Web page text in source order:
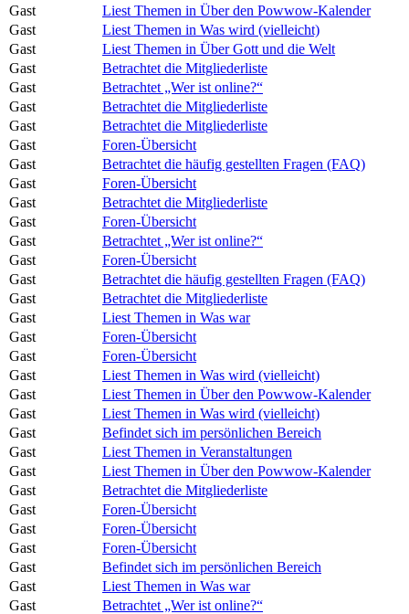
Gast
Liest Themen in Über den Powwow-Kalender
Gast
Liest Themen in Was wird (vielleicht)
Gast
Liest Themen in Über Gott und die Welt
Gast
Betrachtet die Mitgliederliste
Gast
Betrachtet „Wer ist online?“
Gast
Betrachtet die Mitgliederliste
Gast
Betrachtet die Mitgliederliste
Gast
Foren-Übersicht
Gast
Betrachtet die häufig gestellten Fragen (FAQ)
Gast
Foren-Übersicht
Gast
Betrachtet die Mitgliederliste
Gast
Foren-Übersicht
Gast
Betrachtet „Wer ist online?“
Gast
Foren-Übersicht
Gast
Betrachtet die häufig gestellten Fragen (FAQ)
Gast
Betrachtet die Mitgliederliste
Gast
Liest Themen in Was war
Gast
Foren-Übersicht
Gast
Foren-Übersicht
Gast
Liest Themen in Was wird (vielleicht)
Gast
Liest Themen in Über den Powwow-Kalender
Gast
Liest Themen in Was wird (vielleicht)
Gast
Befindet sich im persönlichen Bereich
Gast
Liest Themen in Veranstaltungen
Gast
Liest Themen in Über den Powwow-Kalender
Gast
Betrachtet die Mitgliederliste
Gast
Foren-Übersicht
Gast
Foren-Übersicht
Gast
Foren-Übersicht
Gast
Befindet sich im persönlichen Bereich
Gast
Liest Themen in Was war
Gast
Betrachtet „Wer ist online?“